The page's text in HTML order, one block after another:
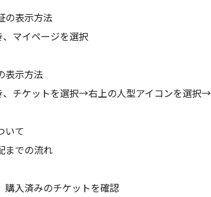
の表示方法
マイページを選択
表示方法
、チケットを選択→右上の人型アイコンを選
いて
までの流れ
購入済みのチケットを確認